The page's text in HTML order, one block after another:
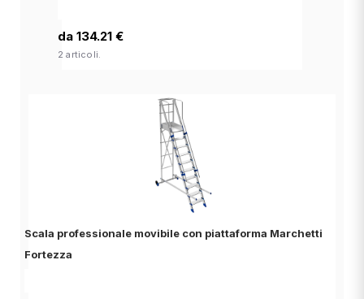
da 134.21 €
2 articoli.
Scala professionale movibile con piattaforma Marchetti
Fortezza